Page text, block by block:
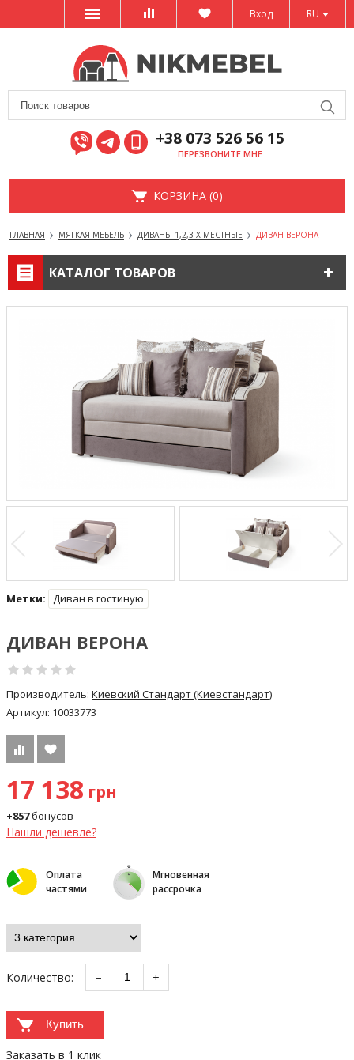
RU
Вход
+38 073 526 56 15
ПЕРЕЗВОНИТЕ МНЕ
КОРЗИНА (0)
ГЛАВНАЯ МЯГКАЯ МЕБЕЛЬ ДИВАНЫ 1,2,3-Х МЕСТНЫЕ ДИВАН ВЕРОНА
КАТАЛОГ ТОВАРОВ
Метки: Диван в гостиную
ДИВАН ВЕРОНА
Производитель: Киевский Стандарт (Киевстандарт)
Артикул: 10033773
17 138 грн
+857бонусов
Нашли дешевле?
Оплата
частями
Мгновенная
рассрочка
Количество: − +
Купить
Заказать в 1 клик